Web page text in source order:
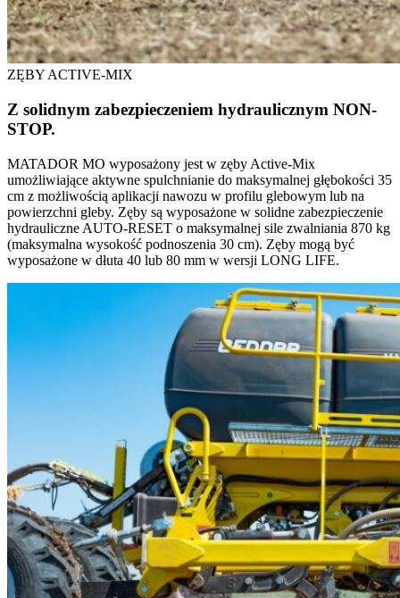
ZĘBY ACTIVE-MIX
Z solidnym zabezpieczeniem hydraulicznym NON-
STOP.
MATADOR MO wyposażony jest w zęby Active-Mix
umożliwiające aktywne spulchnianie do maksymalnej głębokości 35
cm z możliwością aplikacji nawozu w profilu glebowym lub na
powierzchni gleby. Zęby są wyposażone w solidne zabezpieczenie
hydrauliczne AUTO-RESET o maksymalnej sile zwalniania 870 kg
(maksymalna wysokość podnoszenia 30 cm). Zęby mogą być
wyposażone w dłuta 40 lub 80 mm w wersji LONG LIFE.